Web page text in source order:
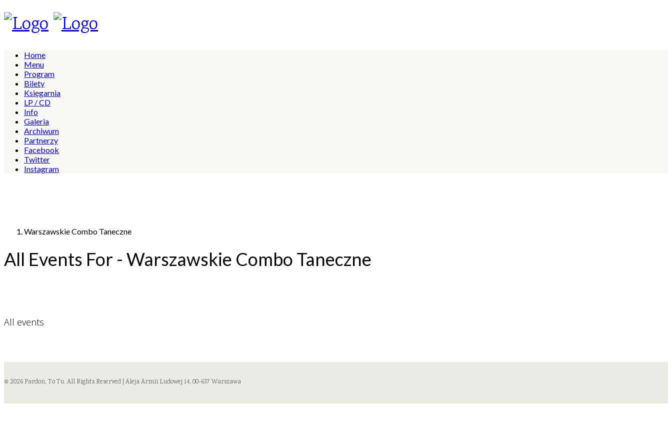
Home
Menu
Program
Bilety
Księgarnia
LP / CD
Info
Galeria
Archiwum
Partnerzy
Facebook
Twitter
Instagram
Warszawskie Combo Taneczne
All Events For - Warszawskie Combo Taneczne
All events
© 2026 Pardon, To Tu. All Rights Reserved | Aleja Armii Ludowej 14, 00-637 Warszawa